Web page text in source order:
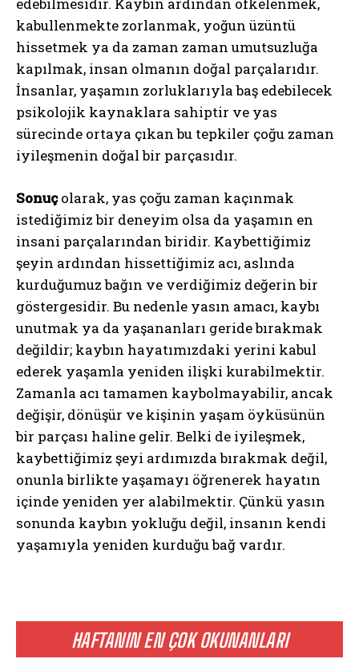
HAFTANIN EN ÇOK OKUNANLARI
kabullenmekte zorlanmak, yoğun üzüntü
hissetmek ya da zaman zaman umutsuzluğa
kapılmak, insan olmanın doğal parçalarıdır.
İnsanlar, yaşamın zorluklarıyla baş edebilecek
psikolojik kaynaklara sahiptir ve yas
sürecinde ortaya çıkan bu tepkiler çoğu zaman
iyileşmenin doğal bir parçasıdır.
Sonuçolarak, yas çoğu zaman kaçınmak
istediğimiz bir deneyim olsa da yaşamın en
insani parçalarından biridir. Kaybettiğimiz
şeyin ardından hissettiğimiz acı, aslında
kurduğumuz bağın ve verdiğimiz değerin bir
göstergesidir. Bu nedenle yasın amacı, kaybı
unutmak ya da yaşananları geride bırakmak
değildir; kaybın hayatımızdaki yerini kabul
ederek yaşamla yeniden ilişki kurabilmektir.
Zamanla acı tamamen kaybolmayabilir, ancak
değişir, dönüşür ve kişinin yaşam öyküsünün
bir parçası haline gelir. Belki de iyileşmek,
kaybettiğimiz şeyi ardımızda bırakmak değil,
onunla birlikte yaşamayı öğrenerek hayatın
içinde yeniden yer alabilmektir. Çünkü yasın
sonunda kaybın yokluğu değil, insanın kendi
yaşamıyla yeniden kurduğu bağ vardır.